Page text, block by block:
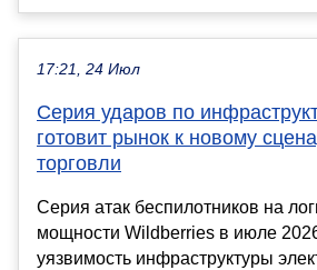
17:21, 24 Июл
Серия ударов по
готовит рынок к новому
торговли
Серия атак беспилотников на
мощности Wildberries в июле
уязвимость инфраструктуры